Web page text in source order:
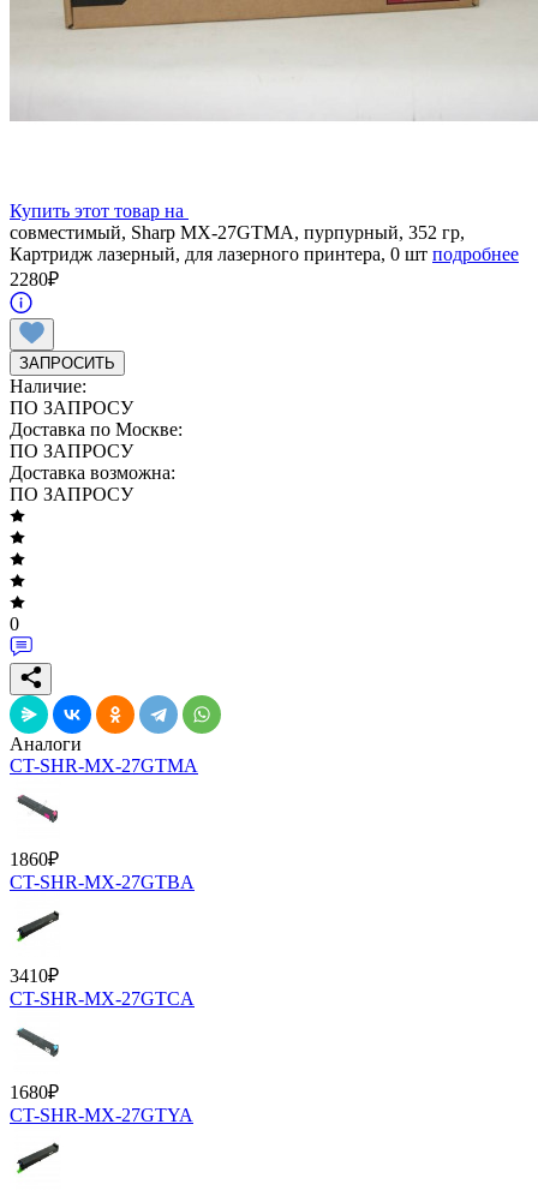
Купить этот товар на
совместимый, Sharp MX-27GTMA, пурпурный, 352 гр,
Картридж лазерный, для лазерного принтера, 0 шт подробнее
2280₽
ЗАПРОСИТЬ
Наличие:
ПО ЗАПРОСУ
Доставка по Москве:
ПО ЗАПРОСУ
Доставка возможна:
ПО ЗАПРОСУ
0
Аналоги
CT-SHR-MX-27GTMA
1860₽
CT-SHR-MX-27GTBA
3410₽
CT-SHR-MX-27GTCA
1680₽
CT-SHR-MX-27GTYA